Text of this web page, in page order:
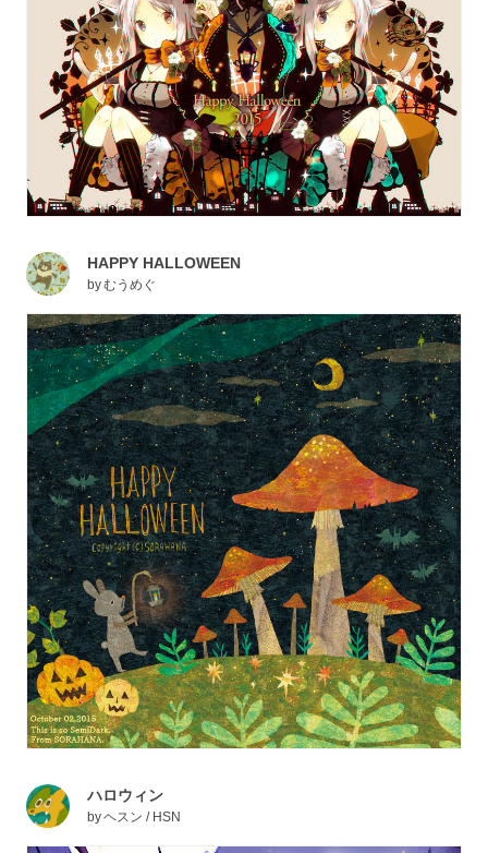
HAPPY HALLOWEEN
byむうめぐ
ハロウィン
byヘスン / HSN